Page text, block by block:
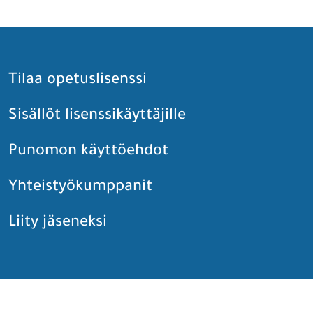
Tilaa opetuslisenssi
Sisällöt lisenssikäyttäjille
Punomon käyttöehdot
Yhteistyökumppanit
Liity jäseneksi